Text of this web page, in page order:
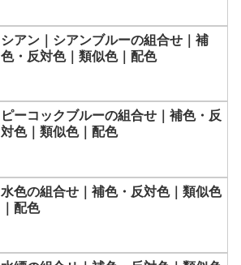
シアン｜シアンブルーの組合せ｜補
色・反対色｜類似色｜配色
ピーコックブルーの組合せ｜補色・反
対色｜類似色｜配色
水色の組合せ｜補色・反対色｜類似色
｜配色